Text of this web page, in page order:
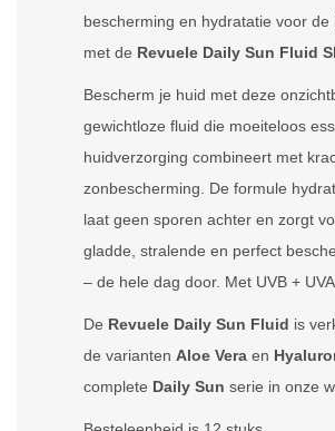
bescherming en hydratatie voor de
met de Revuele Daily Sun Fluid
Bescherm je huid met deze
gewichtloze fluid die moeiteloos
huidverzorging combineert met
zonbescherming. De formule
laat geen sporen achter en zorgt
gladde, stralende en perfect
– de hele dag door. Met UVB + UVA.
De Revuele Daily Sun Fluid is
de varianten Aloe Vera en
complete Daily Sun serie in onze